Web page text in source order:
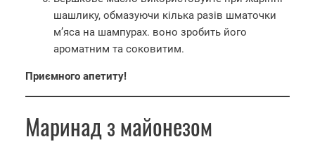
шашлику, обмазуючи кілька разів шматочки
м’яса на шампурах. воно зробить його
ароматним та соковитим.
Приємного апетиту!
Маринад з майонезом